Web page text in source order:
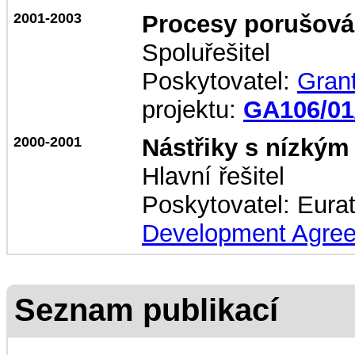
2001-2003
Procesy
Spoluřešitel
Poskytovatel:
projektu: GA106/
2000-2001
Nástřiky s
Hlavní řešitel
Poskytovatel:
Development
Seznam publikací